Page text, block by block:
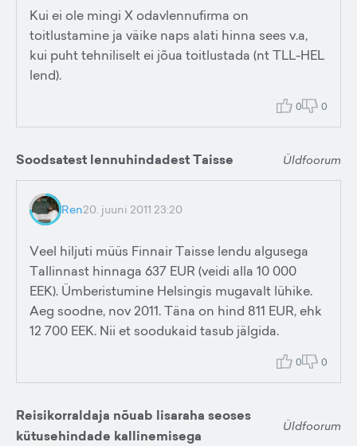
Kui ei ole mingi X odavlennufirma on
toitlustamine ja väike naps alati hinna sees v.a,
kui puht tehniliselt ei jõua toitlustada (nt TLL-HEL
lend).
0 0
Soodsatest lennuhindadest Taisse Üldfoorum
Ren20. juuni 2011 23:20
Veel hiljuti müüs Finnair Taisse lendu algusega
Tallinnast hinnaga 637 EUR (veidi alla 10 000
EEK). Ümberistumine Helsingis mugavalt lühike.
Aeg soodne, nov 2011. Täna on hind 811 EUR, ehk
12 700 EEK. Nii et soodukaid tasub jälgida.
0 0
Reisikorraldaja nõuab lisaraha seoses
kütusehindade kallinemisega
Üldfoorum